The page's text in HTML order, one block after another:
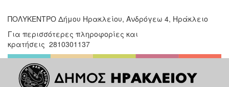
ΠΟΛΥΚΕΝΤΡΟ Δήμου Ηρακλείου, Ανδρόγεω 4, Ηράκλειο
Για περισσότερες πληροφορίες και
κρατήσεις 2810301137